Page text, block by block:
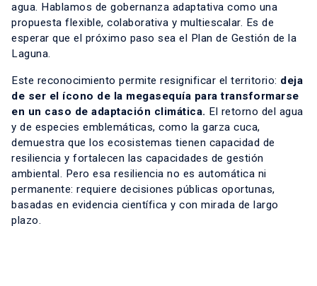
agua. Hablamos de gobernanza adaptativa como una
propuesta flexible, colaborativa y multiescalar. Es de
esperar que el próximo paso sea el Plan de Gestión de la
Laguna.
Este reconocimiento permite resignificar el territorio: deja
de ser el ícono de la megasequía para transformarse
en un caso de adaptación climática. El retorno del agua
y de especies emblemáticas, como la garza cuca,
demuestra que los ecosistemas tienen capacidad de
resiliencia y fortalecen las capacidades de gestión
ambiental. Pero esa resiliencia no es automática ni
permanente: requiere decisiones públicas oportunas,
basadas en evidencia científica y con mirada de largo
plazo.